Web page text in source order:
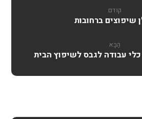
קודם
שיפוצים ברחובות
הַבָּא
עבודה לגבס לשיפוץ הבית